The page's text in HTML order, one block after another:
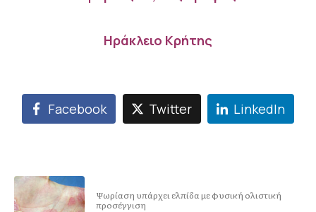
Ηράκλειο Κρήτης
Facebook Twitter LinkedIn
Ψωρίαση υπάρχει ελπίδα με φυσική ολιστική
προσέγγιση